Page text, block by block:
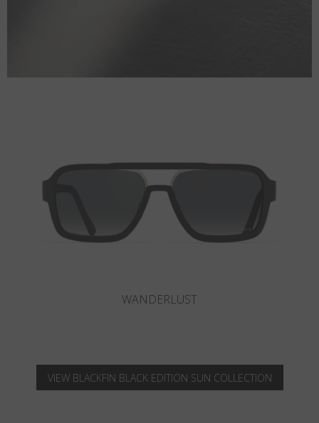
SLOT-R
VIEW BLACKFIN BLACK EDITION SUN COLLECTION